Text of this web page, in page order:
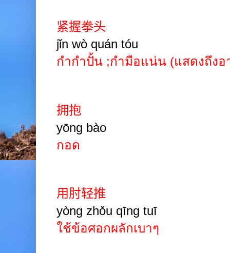
紧握拳头
jǐn wò quán tóu
กำกำปั้น ;กำมือแน่น (แสดงถึงอ
拥抱
yōng bào
กอด
用肘轻推
yòng zhǒu qīng tuī
ใช้ข้อศอกผลักเบาๆ